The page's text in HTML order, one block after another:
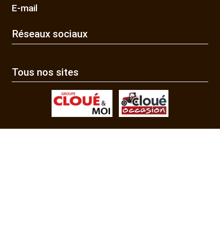
E-mail
Réseaux sociaux
Tous nos sites